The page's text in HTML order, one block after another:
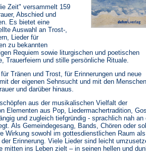
Zeit" versammelt 159
Abschied und
Es bietet eine
Auswahl an Trost-,
Lieder für
zu bekannten
Requiem sowie liturgischen und poetischen
Trauerfeiern und stille persönliche Rituale.
Tränen und Trost, für Erinnerungen und neue
der eigenen Sehnsucht und mit den
und darüber hinaus.
aus der musikalischen Vielfalt der
Elementen aus Pop, Liedermachertradition,
und zugleich tiefgründig - sprachlich nah an
Als Gemeindegesang, Bands, Chören oder
Wirkung sowohl im gottesdienstlichen Raum
Erinnerung. Viele Lieder sind leicht
mitten ins Leben zielt – in seinen hellen und